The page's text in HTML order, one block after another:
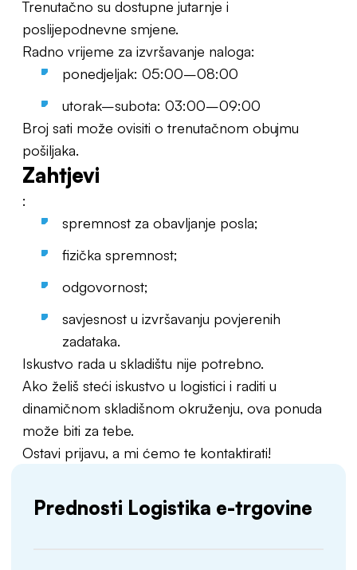
Trenutačno su dostupne jutarnje i
poslijepodnevne smjene.
Radno vrijeme za izvršavanje naloga:
ponedjeljak: 05:00–08:00
utorak–subota: 03:00–09:00
Broj sati može ovisiti o trenutačnom obujmu
pošiljaka.
Zahtjevi
:
spremnost za obavljanje posla;
fizička spremnost;
odgovornost;
savjesnost u izvršavanju povjerenih
zadataka.
Iskustvo rada u skladištu nije potrebno.
Ako želiš steći iskustvo u logistici i raditi u
dinamičnom skladišnom okruženju, ova ponuda
može biti za tebe.
Ostavi prijavu, a mi ćemo te kontaktirati!
Prednosti Logistika e-trgovine